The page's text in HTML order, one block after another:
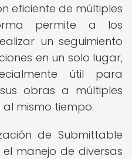
eficiente de múltiples
permite a los
un seguimiento
en un solo lugar,
útil para
obras a múltiples
mismo tiempo.
de Submittable
manejo de diversas